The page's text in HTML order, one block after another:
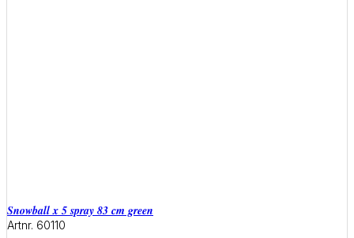
snowball x 5 spray 83 cm green
Artnr. 60110